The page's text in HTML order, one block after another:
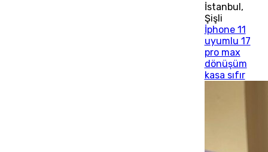
İstanbul,
Şişli
İphone 11
uyumlu 17
pro max
dönüşüm
kasa sıfır